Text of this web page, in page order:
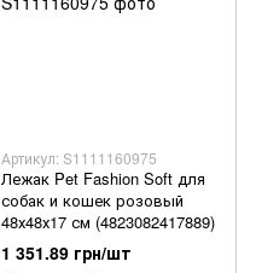
Артикул: S1111160975
Лежак Pet Fashion Soft для
собак и кошек розовый
48х48х17 см (4823082417889)
1 351.89 грн/шт